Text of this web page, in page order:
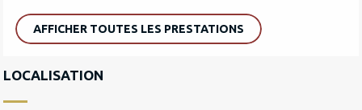
AFFICHER TOUTES LES PRESTATIONS
LOCALISATION